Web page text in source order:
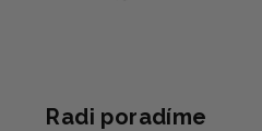
Radi poradíme